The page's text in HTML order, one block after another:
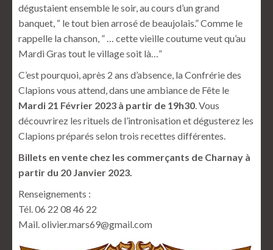
dégustaient ensemble le soir, au cours d’un grand
banquet, “ le tout bien arrosé de beaujolais.” Comme le
rappelle la chanson, ” … cette vieille coutume veut qu’au
Mardi Gras tout le village soit là…”
C’est pourquoi, après 2 ans d’absence, la Confrérie des
Clapions vous attend, dans une ambiance de Fête le
Mardi 21 Février 2023 à partir de 19h30. Vous
découvrirez les rituels de l’intronisation et dégusterez les
Clapions préparés selon trois recettes différentes.
Billets en vente chez les commerçants de Charnay à
partir du 20 Janvier 2023.
Renseignements :
Tél. 06 22 08 46 22
Mail.olivier.mars69@gmail.com